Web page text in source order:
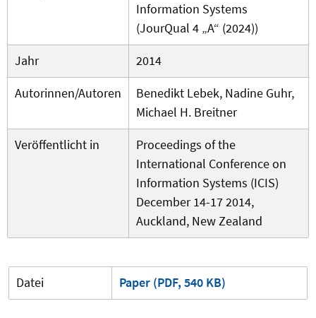
Information Systems
(JourQual 4 „A“ (2024))
Jahr
2014
Autorinnen/Autoren
Benedikt Lebek, Nadine Guhr,
Michael H. Breitner
Veröffentlicht in
Proceedings of the
International Conference on
Information Systems (ICIS)
December 14-17 2014,
Auckland, New Zealand
Datei Paper (PDF, 540 KB)